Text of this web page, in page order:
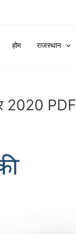
होम राजस्थान
2020 PDF